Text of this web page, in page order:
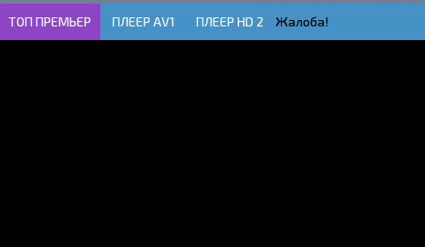
ТОП ПРЕМЬЕР ПЛЕЕР AV1 ПЛЕЕР HD 2 Жалоба!